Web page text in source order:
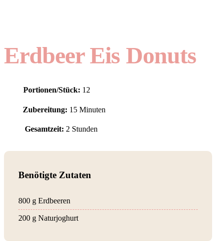
Erdbeer Eis Donuts
Portionen/Stück: 12
Zubereitung: 15 Minuten
Gesamtzeit: 2 Stunden
Benötigte Zutaten
800 g Erdbeeren
200 g Naturjoghurt